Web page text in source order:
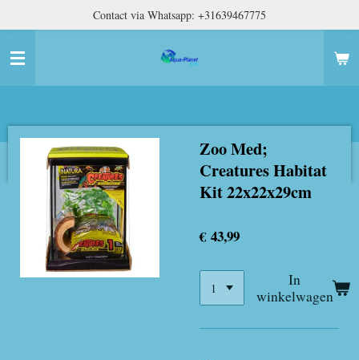
naar
hoofdinhoud
Contact via Whatsapp: +31639467775
Zoo Med;
Creatures Habitat
Kit 22x22x29cm
€ 43,99
In
winkelwagen